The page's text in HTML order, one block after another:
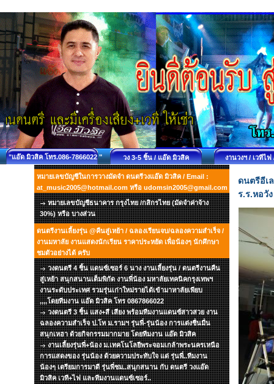
"แอ๊ด มิวสิค โทร.086-7866022 " วง 3-5 ชิ้น / แอ๊ด มิวสิค งานวงฯ / เวทีไ
หมายเลขบัญชีในการวางมัดจำ ดนตรีวงแอ๊ด มิวสิค / Email :
at_music2005@hotmail.com หรือ udomsin2005@gmail.com
หมายเลขบัญชีธนาคาร กรุงไทย /กสิกรไทย (มัดจำค่าจ้าง
30%) หรือ บางส่วน
ดนตรีงานเลี้ยงรุ่น @คืนสู่เหย้า / ฉลองเรียนจบ/ฉลองความสำเร็จ /
งานมหาลัย งานแสดงนักเรียน ราคาประหยัด เพื่อน้องๆ นักศึกษา
ชมตัวอย่างได้ ครับ
วงดนตรี 4 ชิ้น แดนซ์เซอร์ 6 นาง งานเลี้ยงรุ่น / ดนตรีงานคืน
สู่เหย้า สนุกสนานเต็มพิกัด งานพี่น้อง มหาลัยเทคนิคกรุงเทพฯ
งานระดับประเทศ รวมรุ่นเก่าใหม่รายได้เข้ามาหาลัยเพียบ
,,,,โดยทีมงาน แอ๊ด มิวสิค โทร 0867866022
วงดนตรี 3 ชิ้น แสง+สี เสียง พร้อมทีมงานแดนซ์สาวสวย งาน
ฉลองความสำเร็จ ป.โท ม.รามฯ รุ่นพี่-รุ่นน้อง การแต่งชื่นมื่น
สนุกเหฮา ด้วยกิจกรรมมากมาย โดยทีมงาน แอ๊ด มิวสิค
งานเลี้ยงรุ่นพี่+น้อง ม.เทคโนโลยีพระจอมเกล้าพระนครเหนือ
การแสดงของ รุ่นน้อง ด้วยความประทับใจ แด่ รุ่นพี่..ทีมงาน
น้องๆ เตรียมการมาดี รุ่นพี่ชม..สนุกสนาน กับ ดนตรี วงแอ๊ด
มิวสิค เวที+ไฟ และทีมงานแดนซ์เซอร์..
ดนตรีอีเ
ร.ร.หอวั